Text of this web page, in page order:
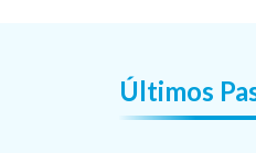
Últimos